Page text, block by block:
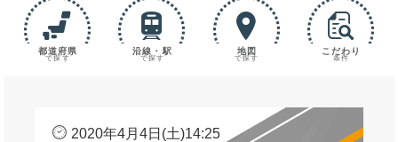
都道府県
で探す
沿線・駅
で探す
地図
で探す
こだわり
条件
2020年4月4日(土)14:25